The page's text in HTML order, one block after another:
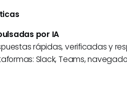
por IA
rápidas, verificadas y
Slack, Teams,